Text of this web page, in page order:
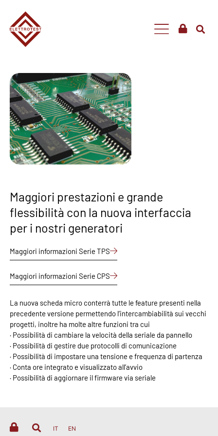
Maggiori prestazioni e grande
flessibilità con la nuova interfaccia
per i nostri generatori
Maggiori informazioni Serie TPS
Maggiori informazioni Serie CPS
La nuova scheda micro conterrà tutte le feature presenti nella
precedente versione permettendo l‘intercambiabilità sui vecchi
progetti, inoltre ha molte altre funzioni tra cui
· Possibilità di cambiare la velocità della seriale da pannello
· Possibilità di gestire due protocolli di comunicazione
· Possibilità di impostare una tensione e frequenza di partenza
· Conta ore integrato e visualizzato all’avvio
· Possibilità di aggiornare il firmware via seriale
IT EN